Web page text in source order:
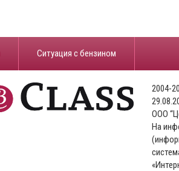
​Ситуация с бензином
2004-
ООО
На